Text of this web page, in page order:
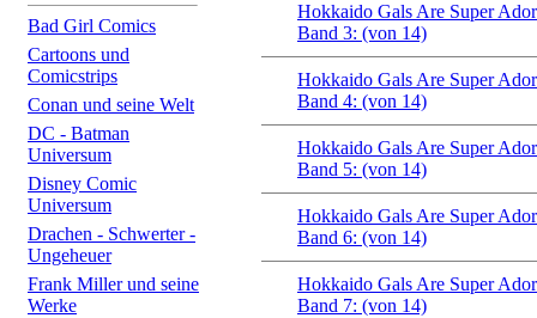
Bad Girl Comics
Cartoons und
Comicstrips
Conan und seine Welt
DC - Batman
Universum
Disney Comic
Universum
Drachen - Schwerter -
Ungeheuer
Frank Miller und seine
Werke
Hokkaido Gals Are Super
Band 3: (von 14)
Hokkaido Gals Are Super
Band 4: (von 14)
Hokkaido Gals Are Super
Band 5: (von 14)
Hokkaido Gals Are Super
Band 6: (von 14)
Hokkaido Gals Are Super
Band 7: (von 14)